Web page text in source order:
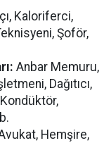
Kaloriferci,
Şoför,
Anbar Memuru,
Dağıtıcı,
Hemşire,